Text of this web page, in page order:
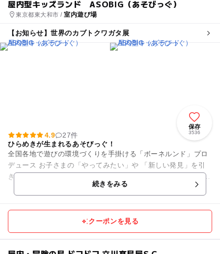
屋内型キッズランド ASOBIG（あそびっぐ）
東京都東大和市 /室内遊び場
【お知らせ】世界のカブトクワガタ展
保存
3536
4.9
27件
ひらめきが生まれるあそびっぐ！
全国各地で遊びの環境づくりを手掛ける「ボーネルンド」プロ
デュース お子さまの「やってみたい」や 「新しい発見」を引
き出す、屋内型キッズランドです。 西武鉄道拝島線東大和市
続きをみる
クーポンを見る